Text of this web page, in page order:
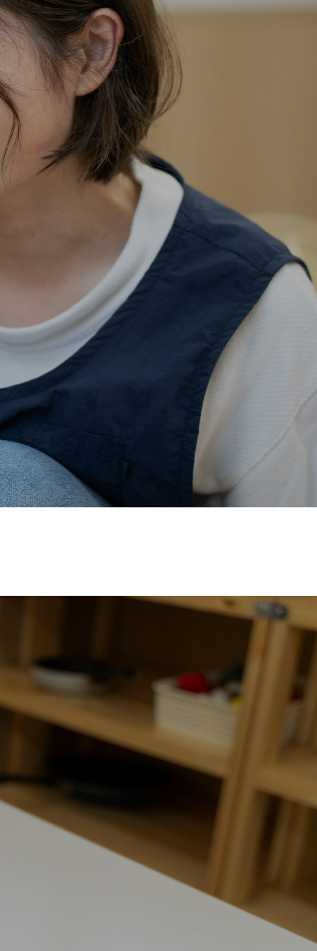
れ、厚生労働省の 【えるぼし認定(☆☆)】 を受けまし